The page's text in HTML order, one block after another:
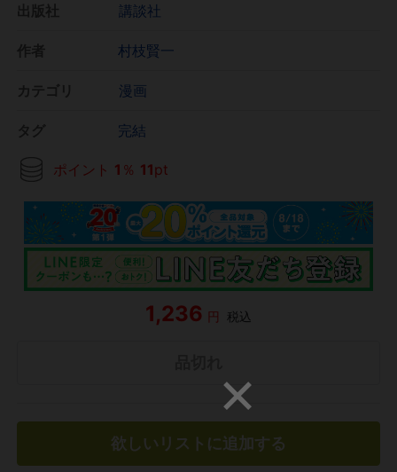
講談社
村枝賢一
漫画
完結
ポイント 1 ％ 11pt
1,236 円 税込
欲しいリストに追加する